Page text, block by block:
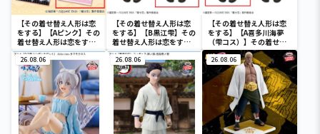
【その着せ替え人形は恋
をする】【Aピンク】その
着せ替え人形は恋をする
バスタオル
【その着せ替え人形は恋
をする】【B黒江雫】その
着せ替え人形は恋をする
デフォルメぬいぐるみ
BIG Part1
【その着せ替え人形は恋
をする】【A喜多川海夢
（雫コス）】その着せ替
え人形は恋をする デフォ
ルメぬいぐるみBIG
Part1
26.08.06 26.08.06 26.08.06